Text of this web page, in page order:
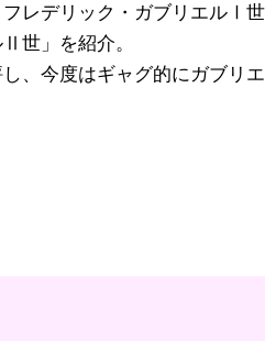
レデリック・ガブリエルⅠ世
世」を紹介。
、今度はギャグ的にガブリ